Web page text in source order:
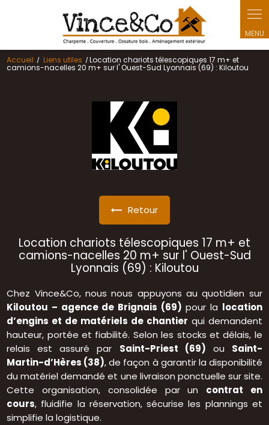
Accueil Liens utiles Location chariots télescopiques 17 m+ et
camions-nacelles 20 m+ sur l' Ouest-Sud Lyonnais (69) : Kiloutou
Retour
Location chariots télescopiques 17 m+ et
camions-nacelles 20 m+ sur l' Ouest-Sud
Lyonnais (69) : Kiloutou
Chez Vince&Co, nous nous appuyons au quotidien sur
Kiloutou – agence de Brignais (69) pour la location
d’engins et de matériels de chantier qui demandent
hauteur, portée et fiabilité. Selon les stocks et délais, le
relais est assuré par Saint-Priest (69) ou Saint-
Martin-d’Hères (38), de façon à garantir la disponibilité
du matériel demandé et une livraison ponctuelle sur site.
Cette organisation, consolidée par un contrat en
cours, fluidifie la réservation, sécurise les plannings et
simplifie la logistique.